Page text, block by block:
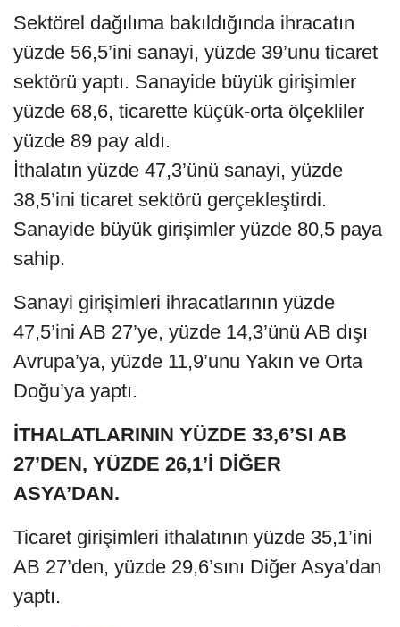
Sektörel dağılıma bakıldığında ihracatın
yüzde 56,5’ini sanayi, yüzde 39’unu ticaret
sektörü yaptı. Sanayide büyük girişimler
yüzde 68,6, ticarette küçük-orta ölçekliler
yüzde 89 pay aldı.
İthalatın yüzde 47,3’ünü sanayi, yüzde
38,5’ini ticaret sektörü gerçekleştirdi.
Sanayide büyük girişimler yüzde 80,5 paya
sahip.
Sanayi girişimleri ihracatlarının yüzde
47,5’ini AB 27’ye, yüzde 14,3’ünü AB dışı
Avrupa’ya, yüzde 11,9’unu Yakın ve Orta
Doğu’ya yaptı.
İTHALATLARININ YÜZDE 33,6’SI AB
27’DEN, YÜZDE 26,1’İ DİĞER
ASYA’DAN.
Ticaret girişimleri ithalatının yüzde 35,1’ini
AB 27’den, yüzde 29,6’sını Diğer Asya’dan
yaptı.